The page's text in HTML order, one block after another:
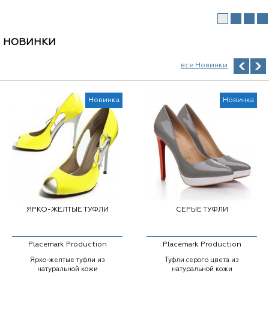
НОВИНКИ
все Новинки
Новинка
ЯРКО-ЖЕЛТЫЕ ТУФЛИ
Placemark Production
Ярко-желтые туфли из
натуральной кожи
Новинка
СЕРЫЕ ТУФЛИ
Placemark Production
Туфли серого цвета из
натуральной кожи